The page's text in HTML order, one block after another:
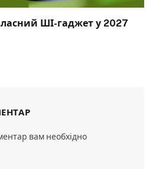
ШІ-гаджет у 2027
вам необхідно